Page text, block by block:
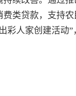
类贷款，支持
人家创建活动